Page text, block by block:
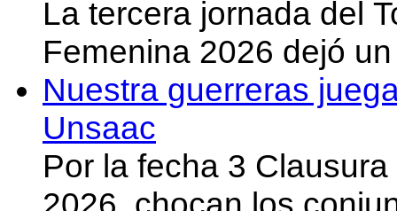
La tercera jornada del
Femenina 2026 dejó
Nuestra guerreras
Unsaac
Por la fecha 3